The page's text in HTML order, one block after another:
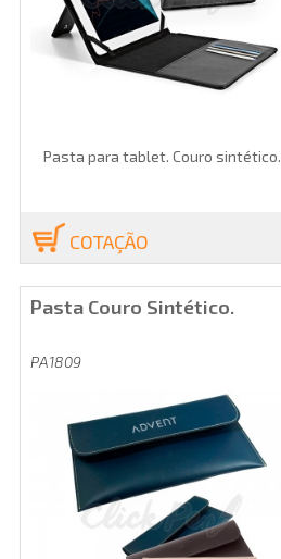
Pasta para tablet. Couro sintético.
COTAÇÃO
Pasta Couro Sintético.
PA1809